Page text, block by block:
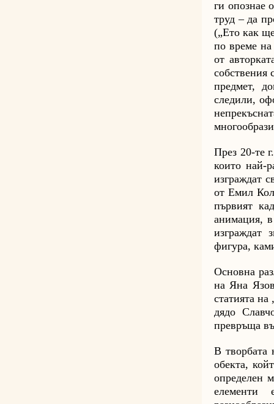
ги опознае
труд – да
(„Ето как
по време на
от
собствения
предмет,
следили,
През 20-те
които най-
изграждат
от Емил
първият
анимация,
изграждат
фигура,
Основна
на Яна
статията
дядо
превръща
В творбата
обекта,
определен
елементи